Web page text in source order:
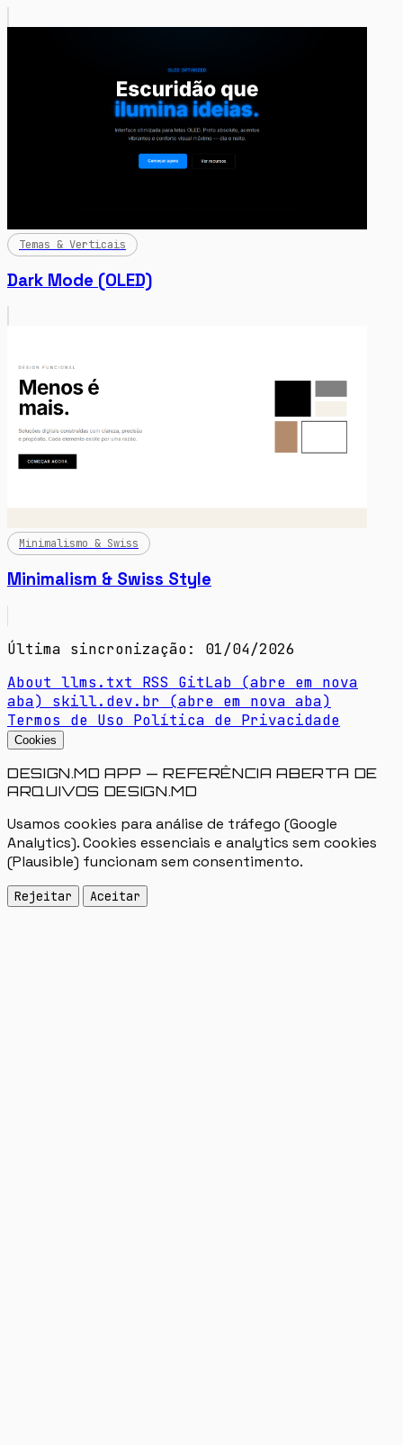
Temas & Verticais
Dark Mode (OLED)
Minimalismo & Swiss
Minimalism & Swiss Style
Última sincronização: 01/04/2026
About llms.txt RSS GitLab (abre em nova
aba)
skill.dev.br (abre em nova aba)
Termos de Uso Política de Privacidade
Cookies
DESIGN.MD APP — REFERÊNCIA ABERTA DE
ARQUIVOS DESIGN.MD
Usamos cookies para análise de tráfego (Google
Analytics). Cookies essenciais e analytics sem cookies
(Plausible) funcionam sem consentimento.
Rejeitar Aceitar